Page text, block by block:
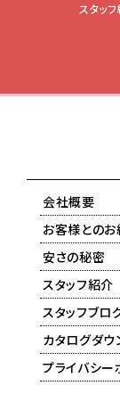
スタッ
会社概要
お客様との
安さの秘密
スタッフ紹介
スタッフブロ
カタログダウ
プライバシー